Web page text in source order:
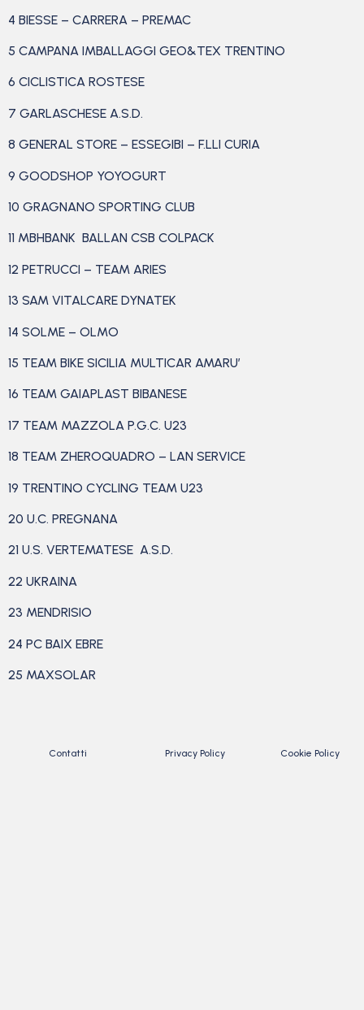
4 BIESSE – CARRERA – PREMAC
5 CAMPANA IMBALLAGGI GEO&TEX TRENTINO
6 CICLISTICA ROSTESE
7 GARLASCHESE A.S.D.
8 GENERAL STORE – ESSEGIBI – F.LLI CURIA
9 GOODSHOP YOYOGURT
10 GRAGNANO SPORTING CLUB
11 MBHBANK BALLAN CSB COLPACK
12 PETRUCCI – TEAM ARIES
13 SAM VITALCARE DYNATEK
14 SOLME – OLMO
15 TEAM BIKE SICILIA MULTICAR AMARU’
16 TEAM GAIAPLAST BIBANESE
17 TEAM MAZZOLA P.G.C. U23
18 TEAM ZHEROQUADRO – LAN SERVICE
19 TRENTINO CYCLING TEAM U23
20 U.C. PREGNANA
21 U.S. VERTEMATESE A.S.D.
22 UKRAINA
23 MENDRISIO
24 PC BAIX EBRE
25 MAXSOLAR
Contatti Privacy Policy Cookie Policy